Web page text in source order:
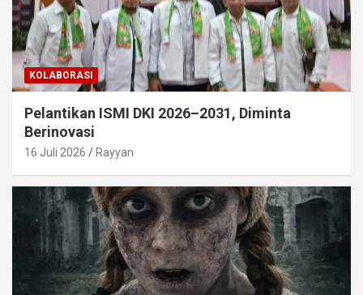
KOLABORASI
Pelantikan ISMI DKI 2026–2031, Diminta
Berinovasi
16 Juli 2026 Rayyan